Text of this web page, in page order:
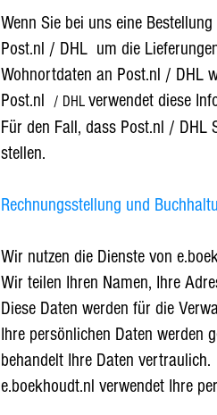
Wenn Sie bei uns eine
Post.nl / DHL um die
Wohnortdaten an Post.nl / DHL
Post.nl / DHL verwendet diese
Für den Fall, dass Post.nl / DHL
stellen.
Rechnungsstellung und
Wir nutzen die Dienste von
Wir teilen Ihren Namen, Ihre
Diese Daten werden für die
Ihre persönlichen Daten werden
behandelt Ihre Daten vertraulich.
e.boekhoudt.nl verwendet Ihre